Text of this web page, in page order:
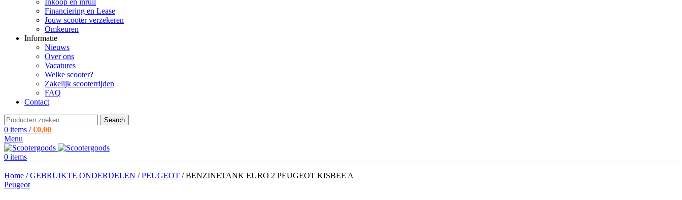
Inkoop en inruil
Financiering en Lease
Jouw scooter verzekeren
Omkeuren
Informatie
Nieuws
Over ons
Vacatures
Welke scooter?
Zakelijk scooterrijden
FAQ
Contact
Search
0 items / €0,00
Menu
0 items
Home / GEBRUIKTE ONDERDELEN / PEUGEOT / BENZINETANK EURO 2 PEUGEOT KISBEE A
Peugeot